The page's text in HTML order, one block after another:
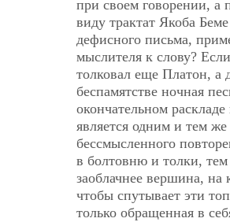
при своем говорении, а
виду трактат Якоба
дефисного письма,
мыслителя к слову?
толковал еще Платон, а
беспамятстве ночная
окончательном
является одним и тем
бессмысленного
в болтовню и толки,
заоблачнее вершина, на
чтобы спутывает эти
только обращенная в